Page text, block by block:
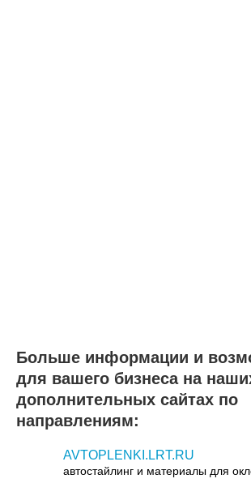
Больше информации и
для вашего бизнеса на
дополнительных сайтах по
направлениям:
AVTOPLENKI.LRT.RU
автостайлинг и материалы для